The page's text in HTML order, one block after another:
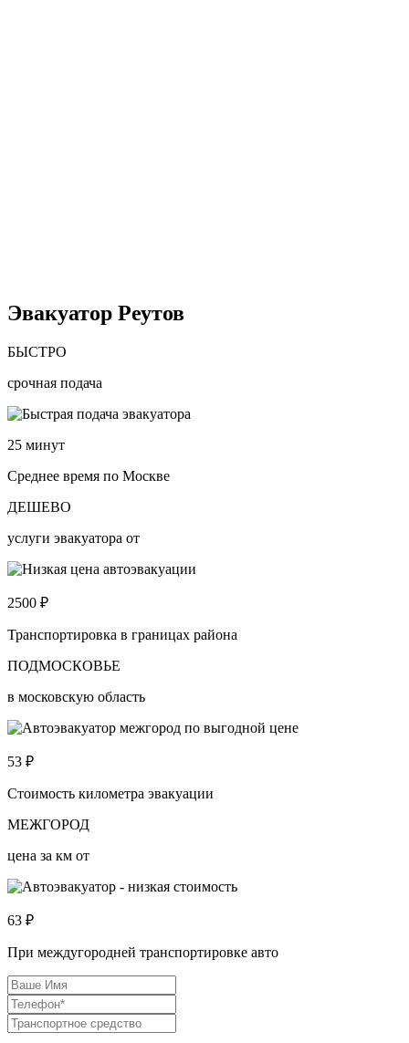
Эвакуатор Реутов
БЫСТРО
срочная подача
25 минут
Среднее время по Москве
ДЕШЕВО
услуги эвакуатора от
2500 ₽
Транспортировка в границах района
ПОДМОСКОВЬЕ
в московскую область
53 ₽
Стоимость километра эвакуации
МЕЖГОРОД
цена за км от
63 ₽
При междугородней транспортировке авто